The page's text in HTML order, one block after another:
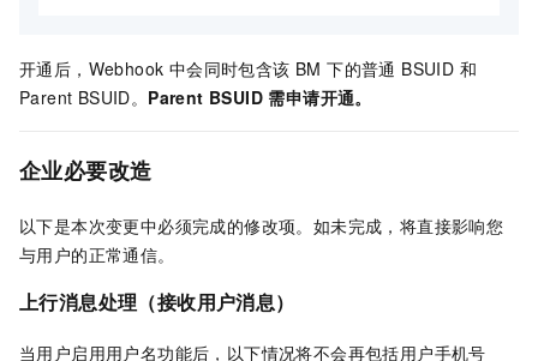
开通后，Webhook 中会同时包含该 BM 下的普通 BSUID 和
Parent BSUID。 Parent BSUID 需申请开通。
企业必要改造
以下是本次变更中必须完成的修改项。如未完成，将直接影响您
与用户的正常通信。
上行消息处理（接收用户消息）
当用户启用用户名功能后，以下情况将不会再包括用户手机号